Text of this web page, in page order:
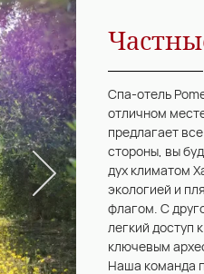
Спа-отель
отличном
предлагает
стороны, вы
дух климатом
экологией и
флагом. С
легкий доступ
ключевым
Наша команда